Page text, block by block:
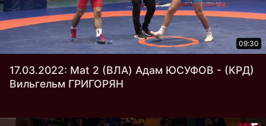
09:30
17.03.2022: Mat 2 (ВЛА) Адам ЮСУФОВ - (КРД)
Вильгельм ГРИГОРЯН